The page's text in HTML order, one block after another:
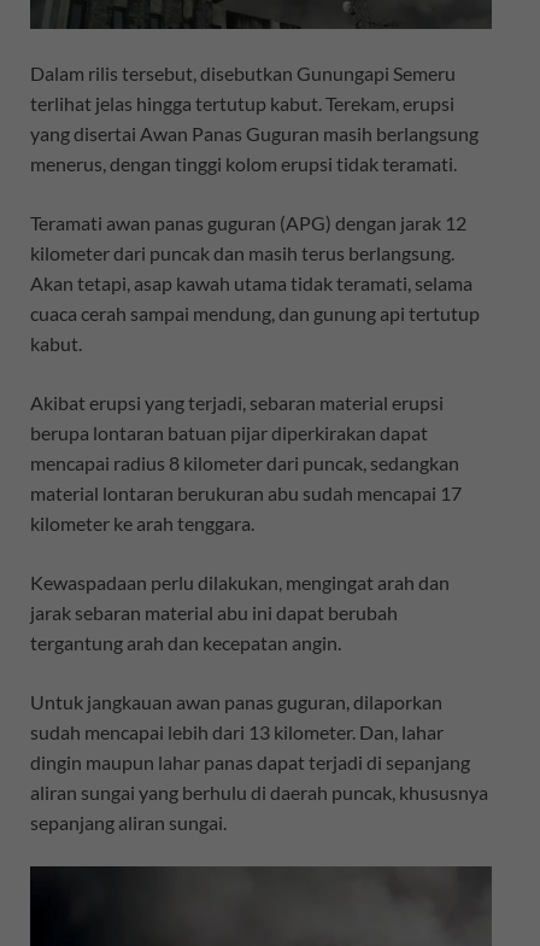
Dalam rilis tersebut, disebutkan Gunungapi Semeru
terlihat jelas hingga tertutup kabut. Terekam, erupsi
yang disertai Awan Panas Guguran masih berlangsung
menerus, dengan tinggi kolom erupsi tidak teramati.
Teramati awan panas guguran (APG) dengan jarak 12
kilometer dari puncak dan masih terus berlangsung.
Akan tetapi, asap kawah utama tidak teramati, selama
cuaca cerah sampai mendung, dan gunung api tertutup
kabut.
Akibat erupsi yang terjadi, sebaran material erupsi
berupa lontaran batuan pijar diperkirakan dapat
mencapai radius 8 kilometer dari puncak, sedangkan
material lontaran berukuran abu sudah mencapai 17
kilometer ke arah tenggara.
Kewaspadaan perlu dilakukan, mengingat arah dan
jarak sebaran material abu ini dapat berubah
tergantung arah dan kecepatan angin.
Untuk jangkauan awan panas guguran, dilaporkan
sudah mencapai lebih dari 13 kilometer. Dan, lahar
dingin maupun lahar panas dapat terjadi di sepanjang
aliran sungai yang berhulu di daerah puncak, khususnya
sepanjang aliran sungai.